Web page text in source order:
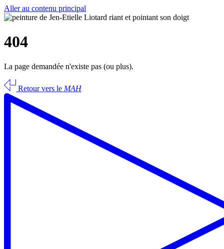
Aller au contenu principal
404
La page demandée n'existe pas (ou plus).
Retour vers le MAH